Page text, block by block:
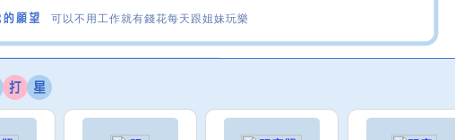
可以不用工作就有錢花每天跟姐妹玩樂